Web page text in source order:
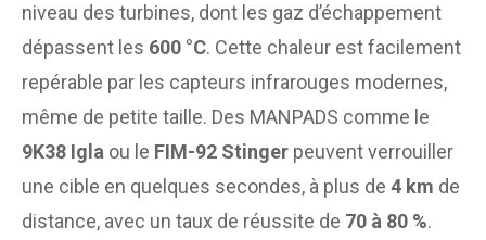
niveau des turbines, dont les gaz d’échappement
dépassent les 600 °C. Cette chaleur est facilement
repérable par les capteurs infrarouges modernes,
même de petite taille. Des MANPADS comme le
9K38 Igla ou le FIM-92 Stinger peuvent verrouiller
une cible en quelques secondes, à plus de 4 km de
distance, avec un taux de réussite de 70 à 80 %.